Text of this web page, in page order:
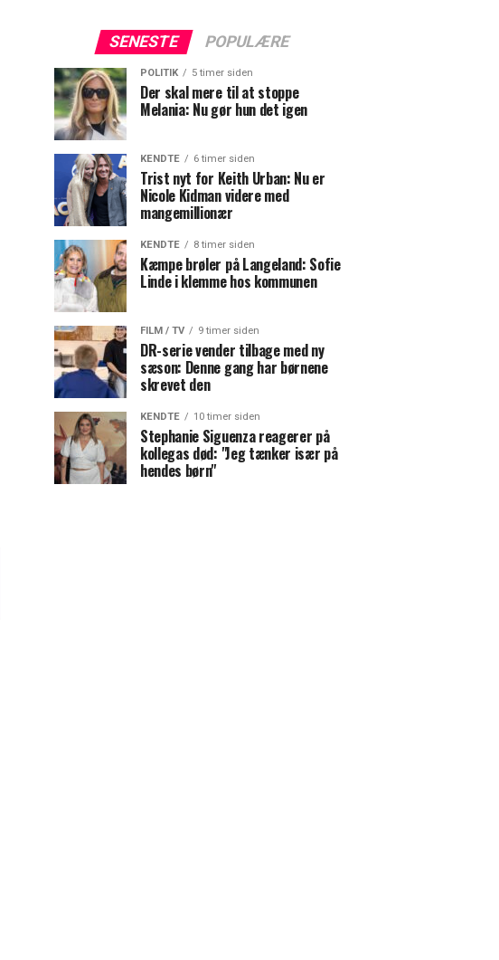
SENESTE POPULÆRE
POLITIK 5 timer siden
Der skal mere til at stoppe
Melania: Nu gør hun det igen
KENDTE 6 timer siden
Trist nyt for Keith Urban: Nu er
Nicole Kidman videre med
mangemillionær
KENDTE 8 timer siden
Kæmpe brøler på Langeland: Sofie
Linde i klemme hos kommunen
FILM / TV 9 timer siden
DR-serie vender tilbage med ny
sæson: Denne gang har børnene
skrevet den
KENDTE 10 timer siden
Stephanie Siguenza reagerer på
kollegas død: "Jeg tænker især på
hendes børn"